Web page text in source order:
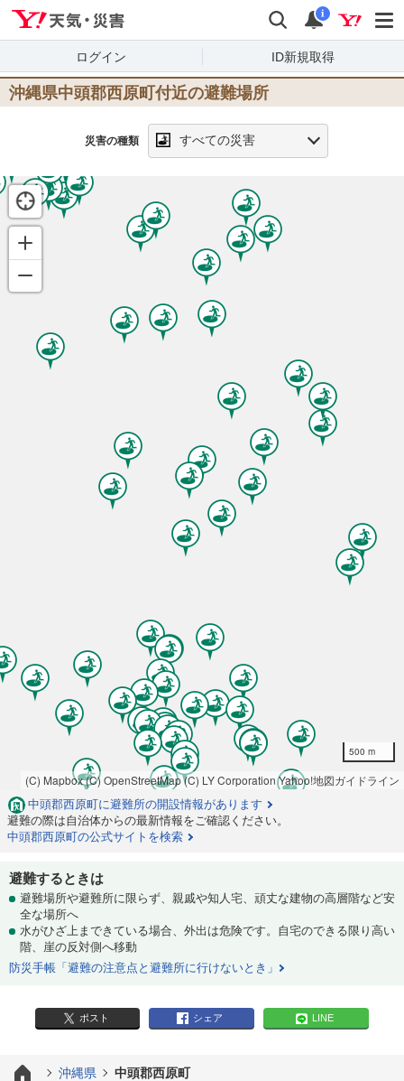
検索 通知
i
ログイン ID新規取得
沖縄県中頭郡西原町 付近の避難場所
災害の種類 すべての災害
500 m
(C) Mapbox(C) OpenStreetMap(C) LY Corporation Yahoo!地図ガイドライン
中頭郡西原町に避難所の開設情報があります
避難の際は自治体からの最新情報をご確認ください。
中頭郡西原町の公式サイトを検索
避難するときは
避難場所や避難所に限らず、親戚や知人宅、頑丈な建物の高層階など安
全な場所へ
水がひざ上まできている場合、外出は危険です。自宅のできる限り高い
階、崖の反対側へ移動
防災手帳「避難の注意点と避難所に行けないとき」
ポスト シェア LINE
沖縄県 中頭郡西原町